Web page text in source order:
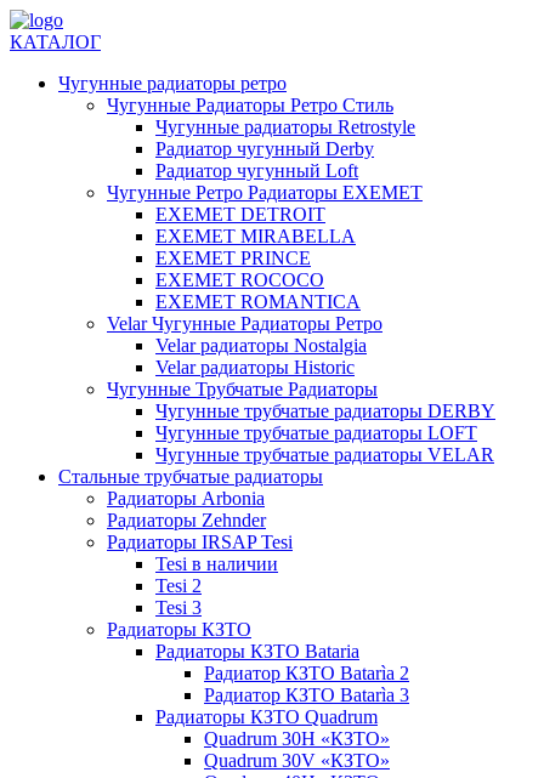
КАТАЛОГ
Чугунные радиаторы ретро
Чугунные Радиаторы Ретро Стиль
Чугунные радиаторы Retrostyle
Радиатор чугунный Derby
Радиатор чугунный Loft
Чугунные Ретро Радиаторы EXEMET
EXEMET DETROIT
EXEMET MIRABELLA
EXEMET PRINCE
EXEMET ROCOCO
EXEMET ROMANTICA
Velar Чугунные Радиаторы Ретро
Velar радиаторы Nostalgia
Velar радиаторы Historic
Чугунные Трубчатые Радиаторы
Чугунные трубчатые радиаторы DERBY
Чугунные трубчатые радиаторы LOFT
Чугунные трубчатые радиаторы VELAR
Стальные трубчатые радиаторы
Радиаторы Arbonia
Радиаторы Zehnder
Радиаторы IRSAP Tesi
Tesi в наличии
Tesi 2
Tesi 3
Радиаторы КЗТО
Радиаторы КЗТО Bataria
Радиатор КЗТО Batarìa 2
Радиатор КЗТО Batarìa 3
Радиаторы КЗТО Quadrum
Quadrum 30H «КЗТО»
Quadrum 30V «КЗТО»